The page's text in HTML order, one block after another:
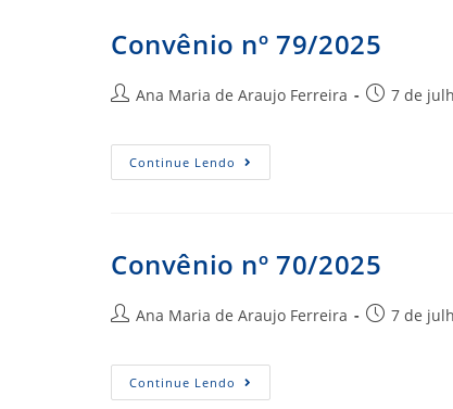
Convênio nº 79/2025
Autor
post:
Ana Maria de Araujo Ferreira
Post7 de
Continue Lendo Convênio
Nº
Convênio nº 70/2025
Autor
post:
Ana Maria de Araujo Ferreira
Post7 de
Continue Lendo Convênio
Nº